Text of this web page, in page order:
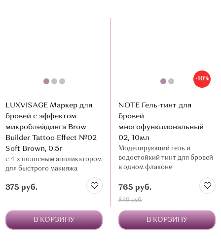
LUXVISAGE Маркер для
бровей с эффектом
микроблейдинга Brow
Builder Tattoo Effect №02
Soft Brown, 0.5г
с 4-х полосным аппликатором
для быстрого макияжа
формула
375 руб.
В КОРЗИНУ
-10%
NOTE Гель-тинт для
бровей
многофункциональный
02, 10мл
Моделирующий гель и
водостойкий тинт для бровей
в одном флаконе
765 руб.
849 руб.
В КОРЗИНУ